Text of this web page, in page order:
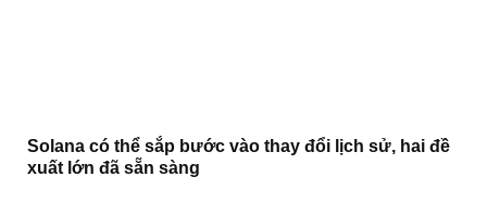
Solana có thể sắp bước vào thay đổi lịch sử, hai đề
xuất lớn đã sẵn sàng